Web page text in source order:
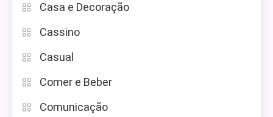
Casa e Decoração
Cassino
Casual
Comer e Beber
Comunicação